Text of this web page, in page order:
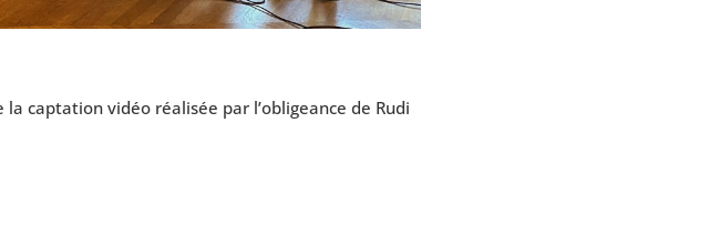
captation vidéo réalisée par l’obligeance de Rudi